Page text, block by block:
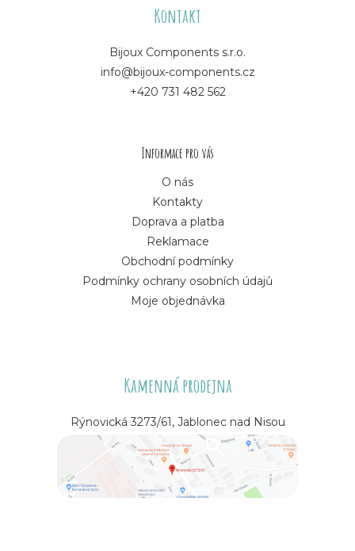
Kontakt
Bijoux Components s.r.o.
info@bijoux-components.cz
+420 731 482 562
Informace pro vás
O nás
Kontakty
Doprava a platba
Reklamace
Obchodní podmínky
Podmínky ochrany osobních údajů
Moje objednávka
Kamenná prodejna
Rýnovická 3273/61, Jablonec nad Nisou